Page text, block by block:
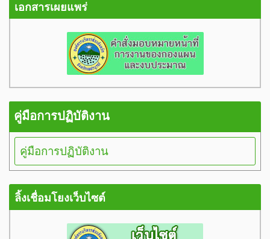
เอกสารเผยแพร่
คู่มือการปฏิบัติงาน
คู่มือการปฏิบัติงาน
ลิ้งเชื่อมโยงเว็บไซต์